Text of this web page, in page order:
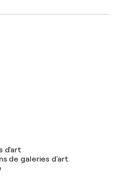
d'art
de galeries d'art